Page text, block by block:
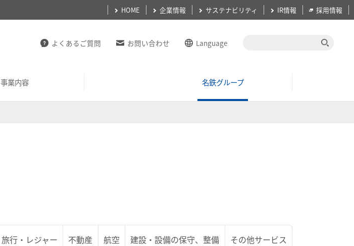
事業内容 名鉄グループ
よくあるご質問 お問い合わせ Language
HOME 企業情報 サステナビリティ IR情報 採用情報
簡体中文
旅行・ レジャー 不動産 航空 建設・設備の保守、整備 その他サービス